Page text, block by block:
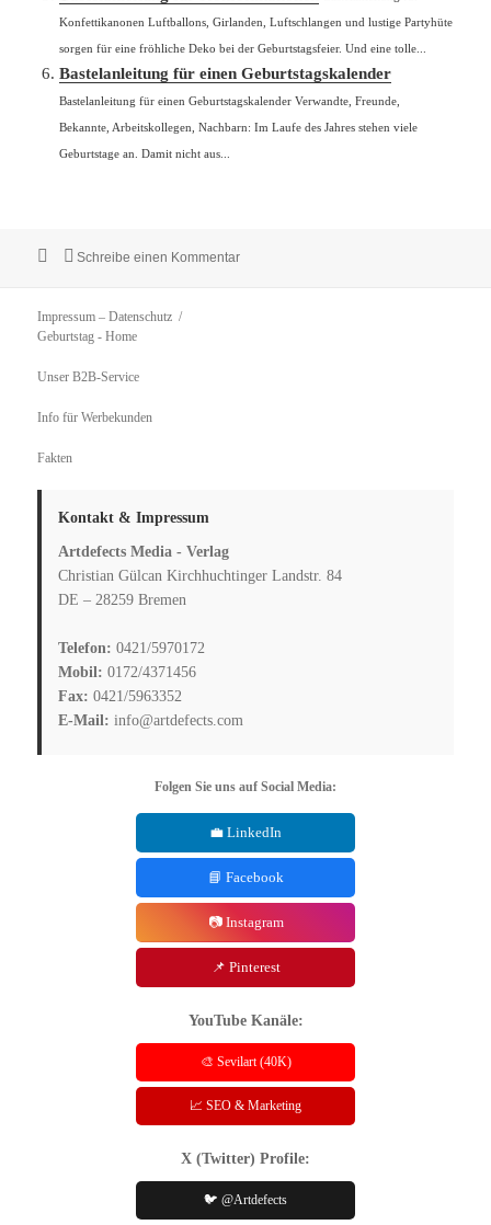
Konfettikanonen Luftballons, Girlanden, Luftschlangen und lustige Partyhüte
sorgen für eine fröhliche Deko bei der Geburtstagsfeier. Und eine tolle...
Bastelanleitung für einen Geburtstagskalender
Bastelanleitung für einen Geburtstagskalender Verwandte, Freunde,
Bekannte, Arbeitskollegen, Nachbarn: Im Laufe des Jahres stehen viele
Geburtstage an. Damit nicht aus...
Veröffentlicht
Schreibe einen Kommentarzu
Impressum – Datenschutz
Geburtstag - Home
Unser B2B-Service
Info für Werbekunden
Fakten
Kontakt & Impressum
Artdefects Media - Verlag
Christian Gülcan Kirchhuchtinger Landstr. 84
DE – 28259 Bremen
Telefon: 0421/5970172
Mobil: 0172/4371456
Fax: 0421/5963352
E-Mail: info@artdefects.com
Folgen Sie uns auf Social Media:
💼 LinkedIn
📘 Facebook
📷 Instagram
📌 Pinterest
YouTube Kanäle:
🎨 Sevilart (40K)
📈 SEO & Marketing
X (Twitter) Profile:
🐦 @Artdefects